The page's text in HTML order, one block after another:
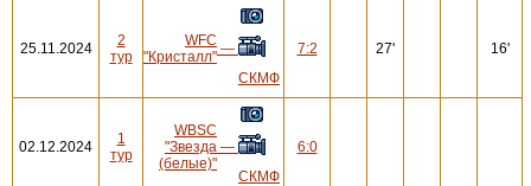
25.11.2024
2
тур
WFC
"Кристалл" —
СКМФ
7:2 27' 16'
02.12.2024
1
тур
WBSC
"Звезда
(белые)"
—
СКМФ
6:0